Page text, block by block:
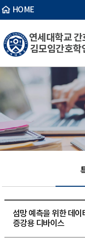
HOME
연세대학교
김모임간호학
섬망 예측을 위한 데이
증강용 디바이스